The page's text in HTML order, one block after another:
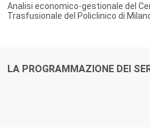
Analisi economico-gestionale del
Trasfusionale del Policlinico di
Autori:
Titolo:
LA PROGRAMMAZIONE DEI